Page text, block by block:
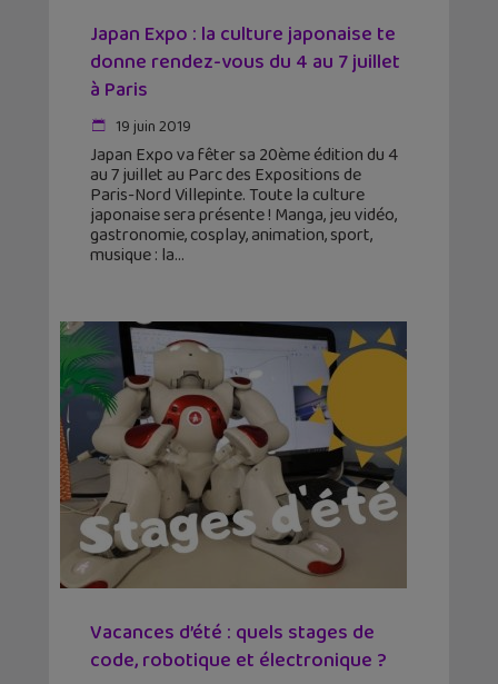
Japan Expo : la culture japonaise te
donne rendez-vous du 4 au 7 juillet
à Paris
19 juin 2019
Japan Expo va fêter sa 20ème édition du 4
au 7 juillet au Parc des Expositions de
Paris-Nord Villepinte. Toute la culture
japonaise sera présente ! Manga, jeu vidéo,
gastronomie, cosplay, animation, sport,
musique : la
Vacances d’été : quels stages de
code, robotique et électronique ?